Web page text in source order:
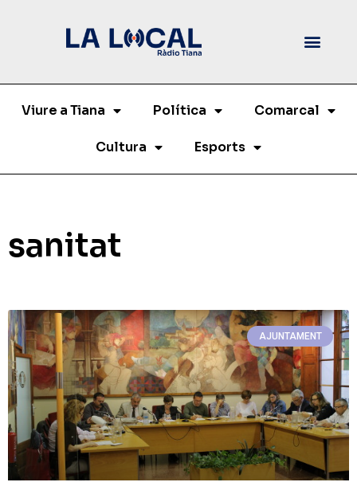
Viure a Tiana Política Comarcal
Cultura Esports
sanitat
AJUNTAMENT